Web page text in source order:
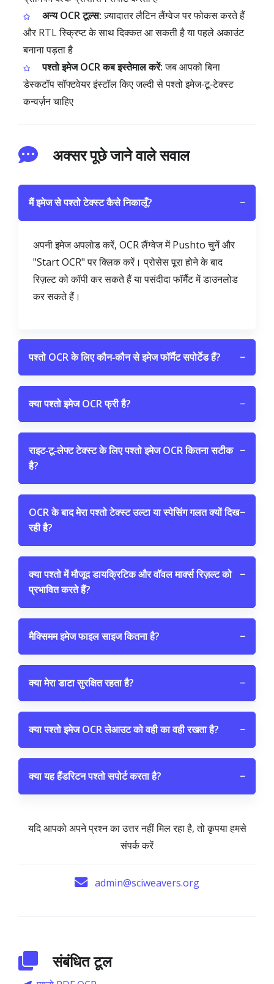
अन्य OCR टूल्स:ज़्यादातर लैटिन लैंग्वेज पर फोकस करते हैं
और RTL स्क्रिप्ट के साथ दिक्कत आ सकती है या पहले अकाउंट
बनाना पड़ता है
पश्तो इमेज OCR कब इस्तेमाल करें:जब आपको बिना
डेस्कटॉप सॉफ्टवेयर इंस्टॉल किए जल्दी से पश्तो इमेज‑टू‑टेक्स्ट
कन्वर्ज़न चाहिए
अक्सर पूछे जाने वाले सवाल
मैं इमेज से पश्तो टेक्स्ट कैसे निकालूँ? −
अपनी इमेज अपलोड करें, OCR लैंग्वेज में Pushto चुनें और
"Start OCR" पर क्लिक करें। प्रोसेस पूरा होने के बाद
रिज़ल्ट को कॉपी कर सकते हैं या पसंदीदा फॉर्मैट में डाउनलोड
कर सकते हैं।
पश्तो OCR के लिए कौन‑कौन से इमेज फॉर्मैट सपोर्टेड हैं? −
क्या पश्तो इमेज OCR फ्री है? −
राइट‑टू‑लेफ्ट टेक्स्ट के लिए पश्तो इमेज OCR कितना सटीक
है?
−
OCR के बाद मेरा पश्तो टेक्स्ट उल्टा या स्पेसिंग गलत क्यों दिख
रही है?
−
क्या पश्तो में मौजूद डायक्रिटिक और वॉवल मार्क्स रिज़ल्ट को
प्रभावित करते हैं?
−
मैक्सिमम इमेज फाइल साइज कितना है? −
क्या मेरा डाटा सुरक्षित रहता है? −
क्या पश्तो इमेज OCR लेआउट को वही का वही रखता है? −
क्या यह हैंडरिटन पश्तो सपोर्ट करता है? −
यदि आपको अपने प्रश्न का उत्तर नहीं मिल रहा है, तो कृपया हमसे
संपर्क करें
admin@sciweavers.org
संबंधित टूल